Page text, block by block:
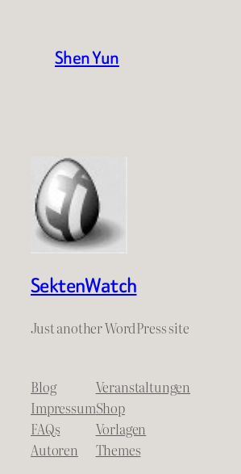
Shen Yun
SektenWatch
Just another WordPress site
Blog
Impressum
FAQs
Autoren
Veranstaltungen
Shop
Vorlagen
Themes